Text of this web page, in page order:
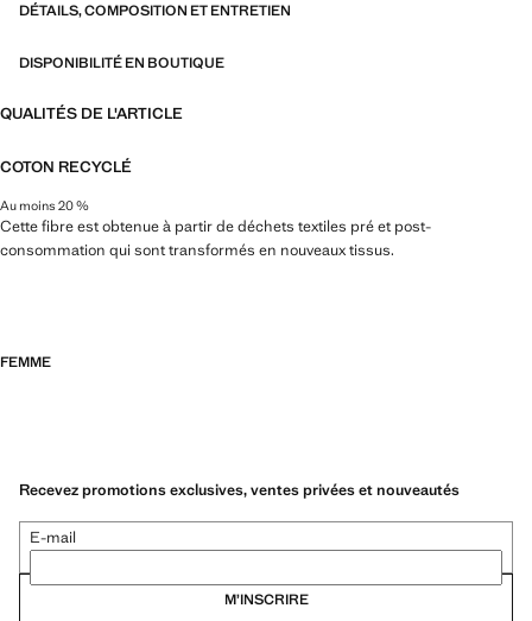
DÉTAILS, COMPOSITION ET ENTRETIEN
DISPONIBILITÉ EN BOUTIQUE
QUALITÉS DE L'ARTICLE
COTON RECYCLÉ
Au moins 20 %
Cette fibre est obtenue à partir de déchets textiles pré et post-
consommation qui sont transformés en nouveaux tissus.
FEMME
Recevez promotions exclusives, ventes privées et nouveautés
E-mail
M’INSCRIRE